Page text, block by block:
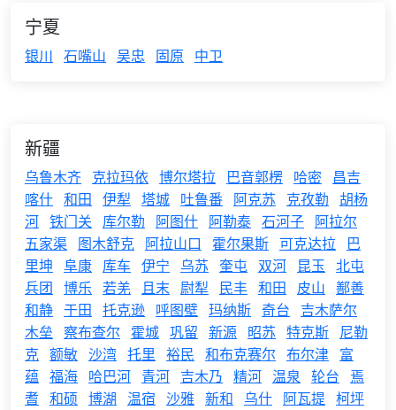
宁夏
银川 石嘴山 吴忠 固原 中卫
新疆
乌鲁木齐 克拉玛依 博尔塔拉 巴音郭楞 哈密
昌吉
喀什 和田 伊犁 塔城 吐鲁番 阿克苏 克孜勒 胡杨
河 铁门关 库尔勒 阿图什 阿勒泰 石河子 阿拉尔
五家渠 图木舒克 阿拉山口 霍尔果斯 可克达拉
巴
里坤 阜康 库车 伊宁 乌苏 奎屯 双河 昆玉 北屯
兵团 博乐 若羌 且末 尉犁 民丰 和田 皮山 鄯善
和静 于田 托克逊 呼图壁 玛纳斯 奇台
吉木萨尔
木垒 察布查尔 霍城 巩留 新源 昭苏 特克斯 尼勒
克 额敏 沙湾 托里 裕民 和布克赛尔 布尔津 富
蕴 福海 哈巴河 青河 吉木乃 精河 温泉 轮台
焉
耆 和硕 博湖 温宿 沙雅 新和 乌什 阿瓦提 柯坪